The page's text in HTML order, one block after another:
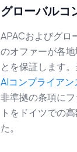
グローバルコ
APACおよびグロ
のオファーが各
とを保証します
AIコンプライア
非準拠の条項に
トをドイツでの
た。